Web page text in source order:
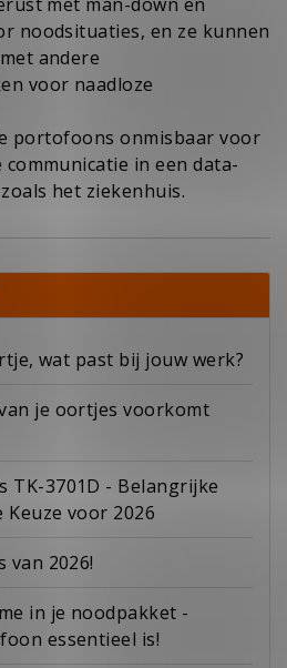
noodsituaties, en ze kunnen
andere
voor naadloze
portofoons onmisbaar voor
in een data-
het ziekenhuis.
wat past bij jouw werk?
je oortjes voorkomt
TK-3701D - Belangrijke
voor 2026
2026!
in je noodpakket -
essentieel is!